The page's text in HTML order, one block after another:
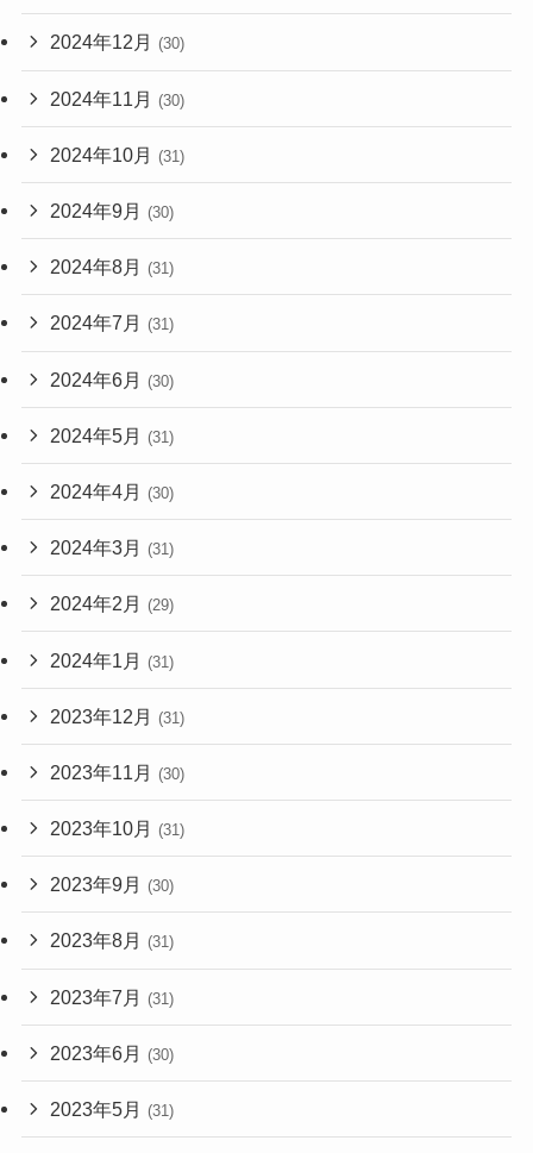
2024年12月 (30)
2024年11月 (30)
2024年10月 (31)
2024年9月 (30)
2024年8月 (31)
2024年7月 (31)
2024年6月 (30)
2024年5月 (31)
2024年4月 (30)
2024年3月 (31)
2024年2月 (29)
2024年1月 (31)
2023年12月 (31)
2023年11月 (30)
2023年10月 (31)
2023年9月 (30)
2023年8月 (31)
2023年7月 (31)
2023年6月 (30)
2023年5月 (31)